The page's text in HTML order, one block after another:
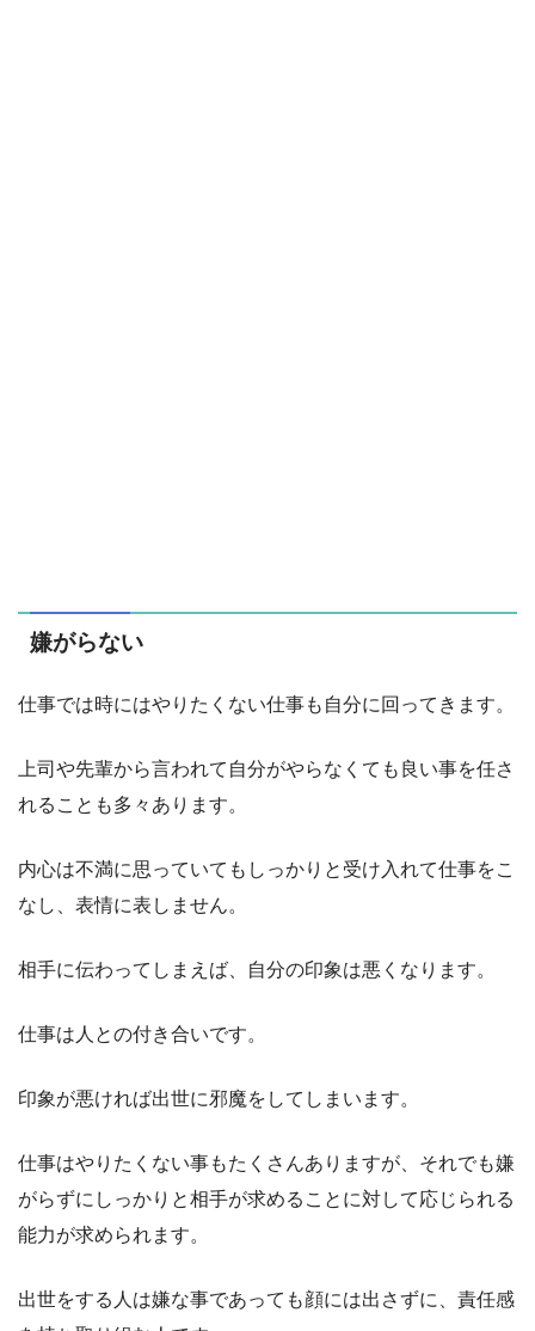
嫌がらない
仕事では時にはやりたくない仕事も自分に回ってきます。
上司や先輩から言われて自分がやらなくても良い事を任さ
れることも多々あります。
内心は不満に思っていてもしっかりと受け入れて仕事をこ
なし、表情に表しません。
相手に伝わってしまえば、自分の印象は悪くなります。
仕事は人との付き合いです。
印象が悪ければ出世に邪魔をしてしまいます。
仕事はやりたくない事もたくさんありますが、それでも嫌
がらずにしっかりと相手が求めることに対して応じられる
能力が求められます。
出世をする人は嫌な事であっても顔には出さずに、責任感